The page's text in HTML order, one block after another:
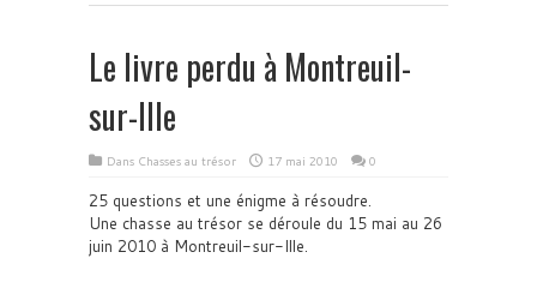
Le livre perdu à Montreuil-
sur-Ille
Dans Chasses au trésor 17 mai 2010 0
25 questions et une énigme à résoudre.
Une chasse au trésor se déroule du 15 mai au 26
juin 2010 à Montreuil-sur-Ille.